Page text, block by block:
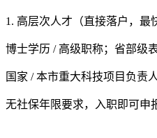
1. 高层次人才（直接落户，最
博士学历 / 高级职称；省部级
国家 / 本市重大科技项目负责
无社保年限要求，入职即可申